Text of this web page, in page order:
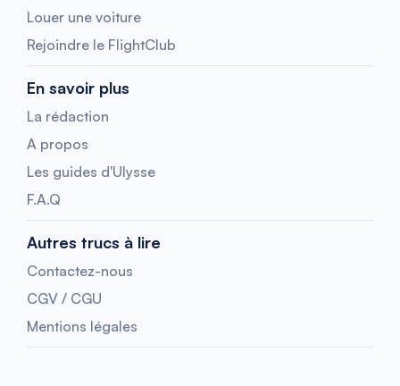
Louer une voiture
Rejoindre le FlightClub
En savoir plus
La rédaction
A propos
Les guides d'Ulysse
F.A.Q
Autres trucs à lire
Contactez-nous
CGV / CGU
Mentions légales